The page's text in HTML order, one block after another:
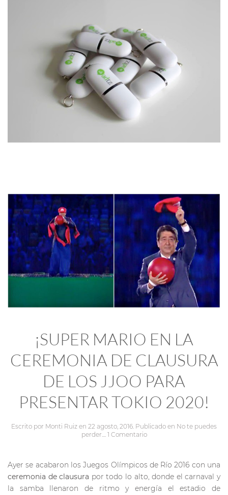
¡SUPER MARIO EN LA
CEREMONIA DE CLAUSURA
DE LOS JJOO PARA
PRESENTAR TOKIO 2020!
Escrito por Monti Ruiz en 22 agosto, 2016. Publicado en No te puedes
perder.... 1 Comentario
Ayer se acabaron los Juegos Olímpicos de Río 2016 con una
ceremonia de clausura por todo lo alto, donde el carnaval y
la samba llenaron de ritmo y energía el estadio de